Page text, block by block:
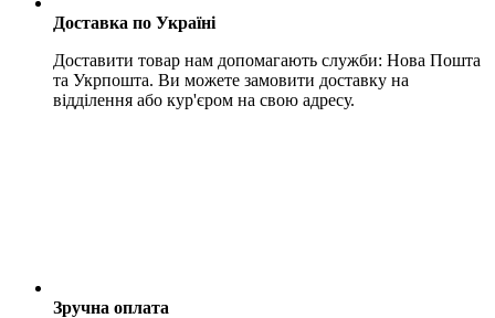
Доставка по Україні
Доставити товар нам допомагають служби: Нова Пошта
та Укрпошта. Ви можете замовити доставку на
відділення або кур'єром на свою адресу.
Зручна оплата